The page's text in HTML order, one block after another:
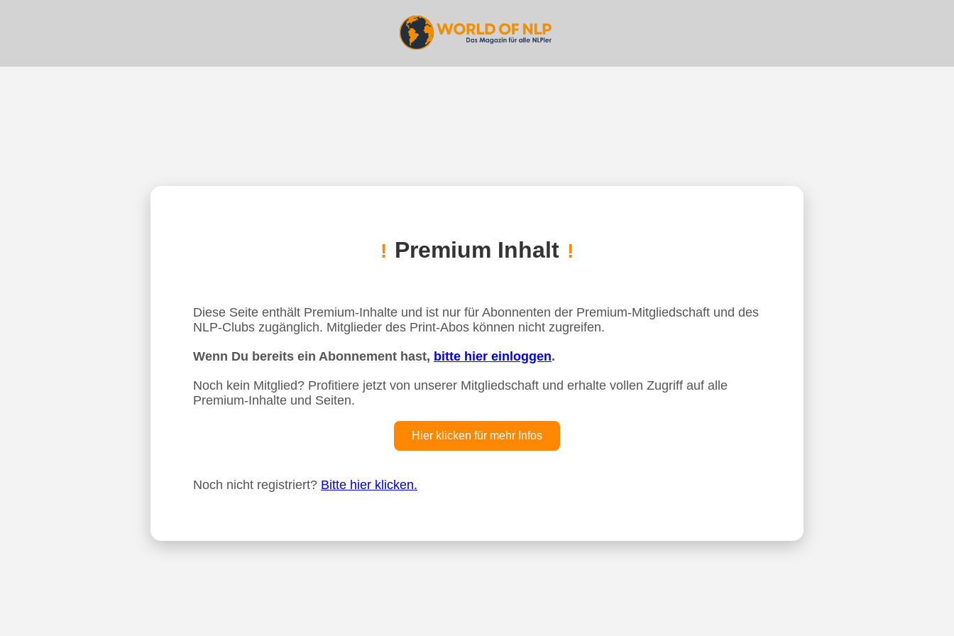
! Premium Inhalt !
Diese Seite enthält Premium-Inhalte und ist nur für Abonnenten der Premium-Mitgliedschaft und des
NLP-Clubs zugänglich. Mitglieder des Print-Abos können nicht zugreifen.
Wenn Du bereits ein Abonnement hast, bitte hier einloggen.
Noch kein Mitglied? Profitiere jetzt von unserer Mitgliedschaft und erhalte vollen Zugriff auf alle
Premium-Inhalte und Seiten.
Hier klicken für mehr Infos
Noch nicht registriert? Bitte hier klicken.